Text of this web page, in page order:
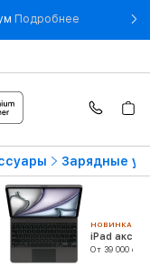
Подробнее- Выгода в
Зарядные
НОВИНКА
iPad
От 39 000